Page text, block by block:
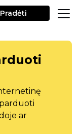
Pradėti
ar